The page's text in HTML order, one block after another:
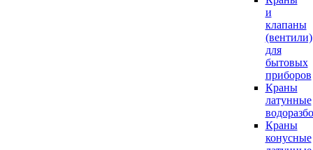
и
клапаны
(вентили)
для
бытовых
приборов
Краны
латунные
Краны
конусные